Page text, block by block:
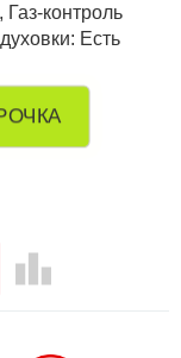
контроль
Есть
leaderboard